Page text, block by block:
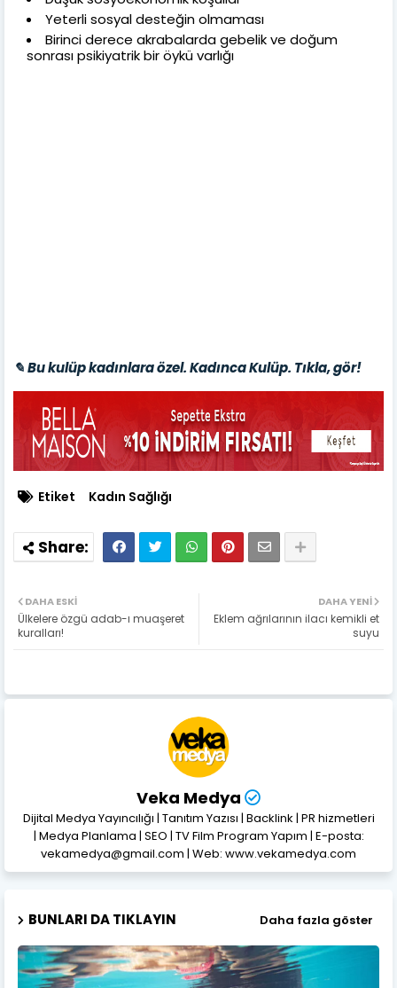
Yeterli sosyal desteğin olmaması
Birinci derece akrabalarda gebelik ve doğum
sonrası psikiyatrik bir öykü varlığı
✎ Bu kulüp kadınlara özel. Kadınca Kulüp. Tıkla, gör!
Etiket Kadın Sağlığı
DAHA YENI
Eklem ağrılarının ilacı kemikli et
suyu
DAHA ESKI
Ülkelere özgü adab-ı muaşeret
kuralları!
Veka Medya
Dijital Medya Yayıncılığı | Tanıtım Yazısı | Backlink | PR hizmetleri
| Medya Planlama | SEO | TV Film Program Yapım | E-posta:
vekamedya@gmail.com | Web: www.vekamedya.com
BUNLARI DA TIKLAYIN Daha fazla göster